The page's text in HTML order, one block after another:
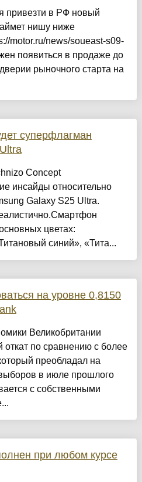
привезти в РФ новый
нишу ниже
motor.ru/news/soueast-s09-
появиться в продаже до
рыночного старта на
суперфлагман
Concept
инсайды относительно
Galaxy S25 Ultra.
цветах:
синий», «Тита...
на уровне 0,8150
Великобритании
откат по сравнению с более
преобладал на
в июле прошлого
с собственными
при любом курсе